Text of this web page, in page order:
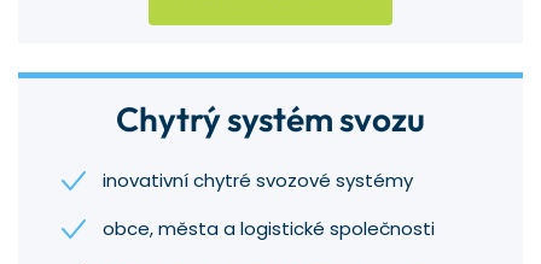
Chytrý systém svozu
inovativní chytré svozové systémy
obce, města a logistické společnosti